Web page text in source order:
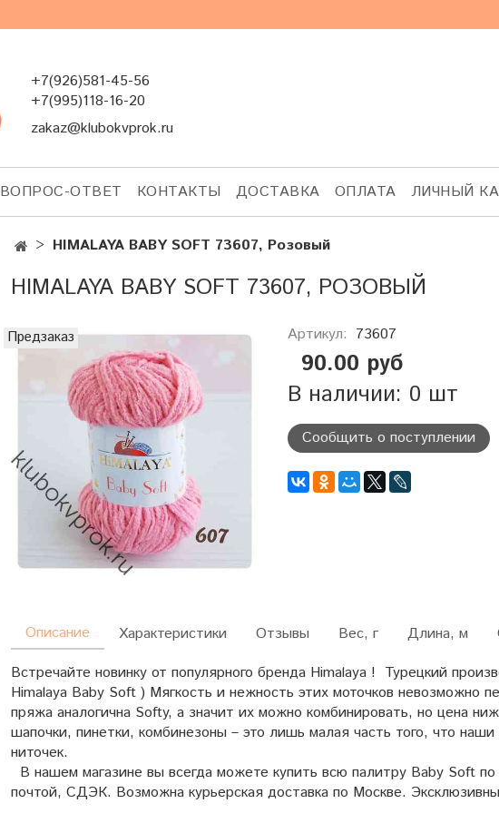
+7(926)581-45-56
+7(995)118-16-20
zakaz@klubokvprok.ru
ВОПРОС-ОТВЕТ КОНТАКТЫ ДОСТАВКА ОПЛАТА ЛИЧНЫЙ
HIMALAYA BABY SOFT 73607, Розовый
HIMALAYA BABY SOFT 73607, РОЗОВЫЙ
Предзаказ Артикул: 73607
90.00 руб
В наличии: 0 шт
Сообщить о поступлении
Описание
Встречайте новинку от популярного бренда Himalaya ! Турецкий
Himalaya Baby Soft ) Мягкость и нежность этих моточков невозможно
пряжа аналогична Softy, а значит их можно комбинировать, но цена
шапочки, пинетки, комбинезоны – это лишь малая часть того, что
ниточек.
В нашем магазине вы всегда можете купить всю палитру Baby Soft
почтой, СДЭК. Возможна курьерская доставка по Москве.
Характеристики Отзывы Вес, г Длина, м